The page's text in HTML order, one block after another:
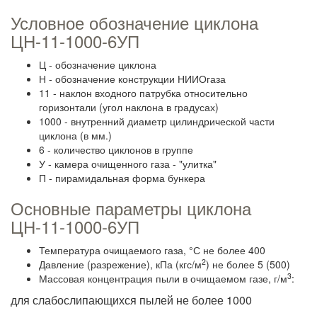
Условное обозначение циклона
ЦН-11-1000-6УП
Ц - обозначение циклона
Н - обозначение конструкции НИИОгаза
11 - наклон входного патрубка относительно
горизонтали (угол наклона в градусах)
1000 - внутренний диаметр цилиндрической части
циклона (в мм.)
6 - количество циклонов в группе
У - камера очищенного газа - "улитка"
П - пирамидальная форма бункера
Основные параметры циклона
ЦН-11-1000-6УП
Температура очищаемого газа, °С не более 400
Давление (разрежение), кПа (кгс/м2) не более 5 (500)
Массовая концентрация пыли в очищаемом газе, г/м3:
для слабослипающихся пылей не более 1000